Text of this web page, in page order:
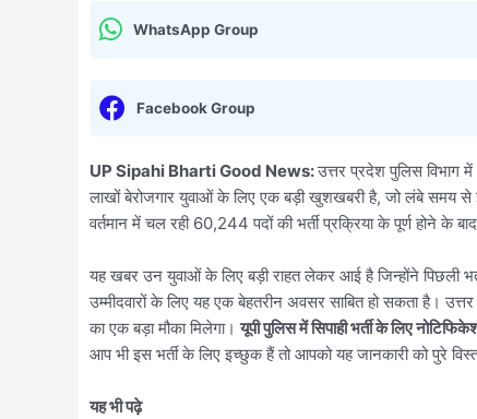
WhatsApp Group
Facebook Group
UP Sipahi Bharti Good News:उत्तर प्रदेश पुलिस विभाग में
लाखों बेरोजगार युवाओं के लिए एक बड़ी खुशखबरी है, जो लंबे समय से
वर्तमान में चल रही 60,244 पदों की भर्ती प्रक्रिया के पूर्ण होने के
यह खबर उन युवाओं के लिए बड़ी राहत लेकर आई है जिन्होंने पिछली
उम्मीदवारों के लिए यह एक बेहतरीन अवसर साबित हो सकता है।
का एक बड़ा मौका मिलेगा।यूपी पुलिस में सिपाही भर्ती के लिए
आप भी इस भर्ती के लिए इच्छुक हैं तो आपको यह जानकारी को पुरे
यह भी पढ़े